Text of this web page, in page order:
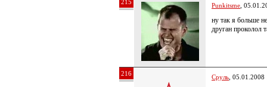
215 Punkitsme ,
ну так я больше
друган проколол
216 Сруль ,